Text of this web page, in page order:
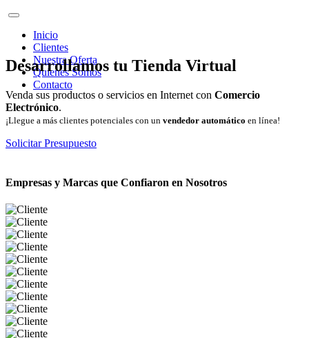
Inicio
Clientes
Nuestra Oferta
Quienes Somos
Contacto
Desarrollamos tu Tienda Virtual
Venda sus productos o servicios en Internet con Comercio
Electrónico.
¡Llegue a más clientes potenciales con un vendedor automático en línea!
Solicitar Presupuesto
Empresas y Marcas que Confiaron en Nosotros